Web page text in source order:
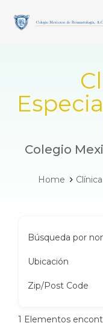
links
primary
Colegio
Home
Búsqueda por
Ubicación
Zip/Post Code
1 Elementos